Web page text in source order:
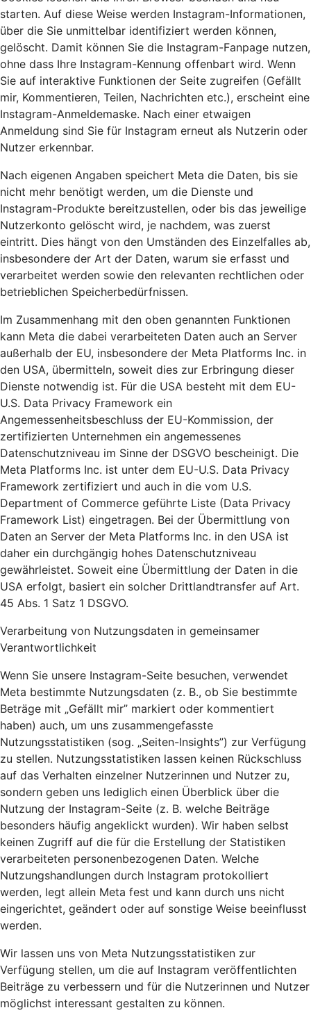
starten. Auf diese Weise werden Instagram-Informationen,
über die Sie unmittelbar identifiziert werden können,
gelöscht. Damit können Sie die Instagram-Fanpage nutzen,
ohne dass Ihre Instagram-Kennung offenbart wird. Wenn
Sie auf interaktive Funktionen der Seite zugreifen (Gefällt
mir, Kommentieren, Teilen, Nachrichten etc.), erscheint eine
Instagram-Anmeldemaske. Nach einer etwaigen
Anmeldung sind Sie für Instagram erneut als Nutzerin oder
Nutzer erkennbar.
Nach eigenen Angaben speichert Meta die Daten, bis sie
nicht mehr benötigt werden, um die Dienste und
Instagram-Produkte bereitzustellen, oder bis das jeweilige
Nutzerkonto gelöscht wird, je nachdem, was zuerst
eintritt. Dies hängt von den Umständen des Einzelfalles ab,
insbesondere der Art der Daten, warum sie erfasst und
verarbeitet werden sowie den relevanten rechtlichen oder
betrieblichen Speicherbedürfnissen.
Im Zusammenhang mit den oben genannten Funktionen
kann Meta die dabei verarbeiteten Daten auch an Server
außerhalb der EU, insbesondere der Meta Platforms Inc. in
den USA, übermitteln, soweit dies zur Erbringung dieser
Dienste notwendig ist. Für die USA besteht mit dem EU-
U.S. Data Privacy Framework ein
Angemessenheitsbeschluss der EU-Kommission, der
zertifizierten Unternehmen ein angemessenes
Datenschutzniveau im Sinne der DSGVO bescheinigt. Die
Meta Platforms Inc. ist unter dem EU-U.S. Data Privacy
Framework zertifiziert und auch in die vom U.S.
Department of Commerce geführte Liste (Data Privacy
Framework List) eingetragen. Bei der Übermittlung von
Daten an Server der Meta Platforms Inc. in den USA ist
daher ein durchgängig hohes Datenschutzniveau
gewährleistet. Soweit eine Übermittlung der Daten in die
USA erfolgt, basiert ein solcher Drittlandtransfer auf Art.
45 Abs. 1 Satz 1 DSGVO.
Verarbeitung von Nutzungsdaten in gemeinsamer
Verantwortlichkeit
Wenn Sie unsere Instagram-Seite besuchen, verwendet
Meta bestimmte Nutzungsdaten (z. B., ob Sie bestimmte
Beträge mit „Gefällt mir” markiert oder kommentiert
haben) auch, um uns zusammengefasste
Nutzungsstatistiken (sog. „Seiten-Insights”) zur Verfügung
zu stellen. Nutzungsstatistiken lassen keinen Rückschluss
auf das Verhalten einzelner Nutzerinnen und Nutzer zu,
sondern geben uns lediglich einen Überblick über die
Nutzung der Instagram-Seite (z. B. welche Beiträge
besonders häufig angeklickt wurden). Wir haben selbst
keinen Zugriff auf die für die Erstellung der Statistiken
verarbeiteten personenbezogenen Daten. Welche
Nutzungshandlungen durch Instagram protokolliert
werden, legt allein Meta fest und kann durch uns nicht
eingerichtet, geändert oder auf sonstige Weise beeinflusst
werden.
Wir lassen uns von Meta Nutzungsstatistiken zur
Verfügung stellen, um die auf Instagram veröffentlichten
Beiträge zu verbessern und für die Nutzerinnen und Nutzer
möglichst interessant gestalten zu können.